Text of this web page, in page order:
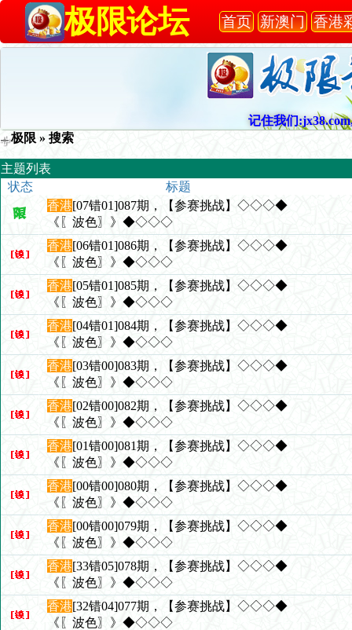
极限论坛 首页 新澳门 香港
记住我们
极限 » 搜索
主题列表
状态
标题
香港[07错01]087期，【参赛挑战】◇◇◇◆
《〖波色〗》◆◇◇◇
香港[06错01]086期，【参赛挑战】◇◇◇◆
《〖波色〗》◆◇◇◇
香港[05错01]085期，【参赛挑战】◇◇◇◆
《〖波色〗》◆◇◇◇
香港[04错01]084期，【参赛挑战】◇◇◇◆
《〖波色〗》◆◇◇◇
香港[03错00]083期，【参赛挑战】◇◇◇◆
《〖波色〗》◆◇◇◇
香港[02错00]082期，【参赛挑战】◇◇◇◆
《〖波色〗》◆◇◇◇
香港[01错00]081期，【参赛挑战】◇◇◇◆
《〖波色〗》◆◇◇◇
香港[00错00]080期，【参赛挑战】◇◇◇◆
《〖波色〗》◆◇◇◇
香港[00错00]079期，【参赛挑战】◇◇◇◆
《〖波色〗》◆◇◇◇
香港[33错05]078期，【参赛挑战】◇◇◇◆
《〖波色〗》◆◇◇◇
香港[32错04]077期，【参赛挑战】◇◇◇◆
《〖波色〗》◆◇◇◇